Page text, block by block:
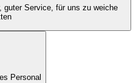
guter Service, für uns zu weiche
Personal